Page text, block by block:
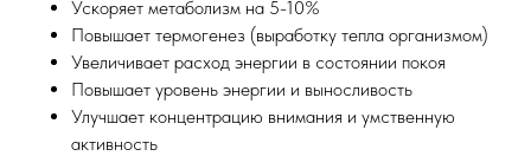
Ускоряет метаболизм на 5-10%
Повышает термогенез (выработку тепла организмом)
Увеличивает расход энергии в состоянии покоя
Повышает уровень энергии и выносливость
Улучшает концентрацию внимания и умственную
активность